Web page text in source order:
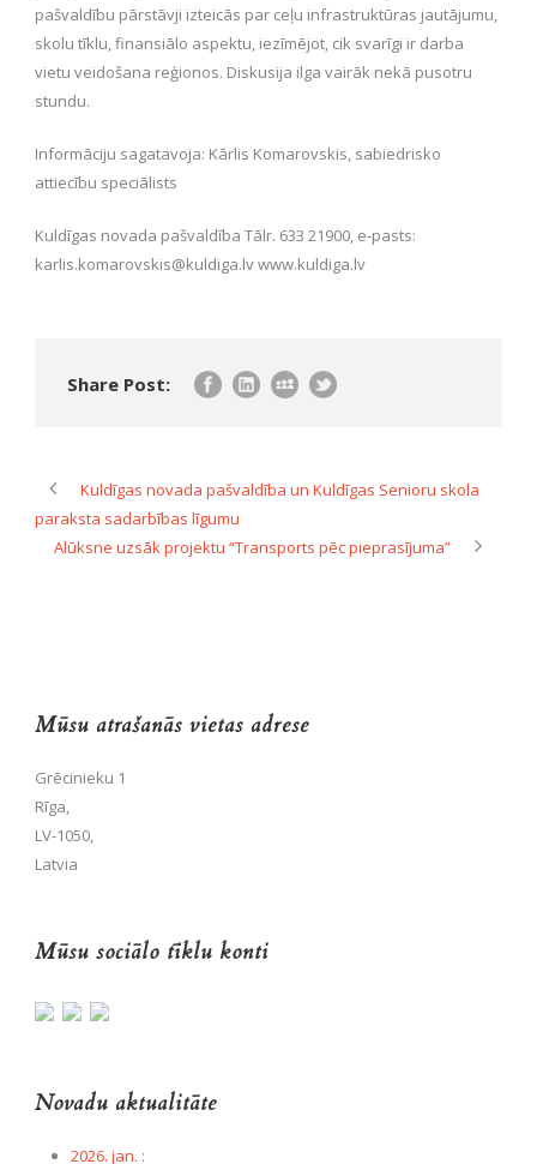
pašvaldību pārstāvji izteicās par ceļu infrastruktūras jautājumu,
skolu tīklu, finansiālo aspektu, iezīmējot, cik svarīgi ir darba
vietu veidošana reģionos. Diskusija ilga vairāk nekā pusotru
stundu.
Informāciju sagatavoja: Kārlis Komarovskis, sabiedrisko
attiecību speciālists
Kuldīgas novada pašvaldība Tālr. 633 21900, e-pasts:
karlis.komarovskis@kuldiga.lv www.kuldiga.lv
Share Post:
Kuldīgas novada pašvaldība un Kuldīgas Senioru skola
paraksta sadarbības līgumu
Alūksne uzsāk projektu “Transports pēc pieprasījuma”
Mūsu atrašanās vietas adrese
Grēcinieku 1
Rīga,
LV-1050,
Latvia
Mūsu sociālo tīklu konti
Novadu aktualitāte
2026. jan. :